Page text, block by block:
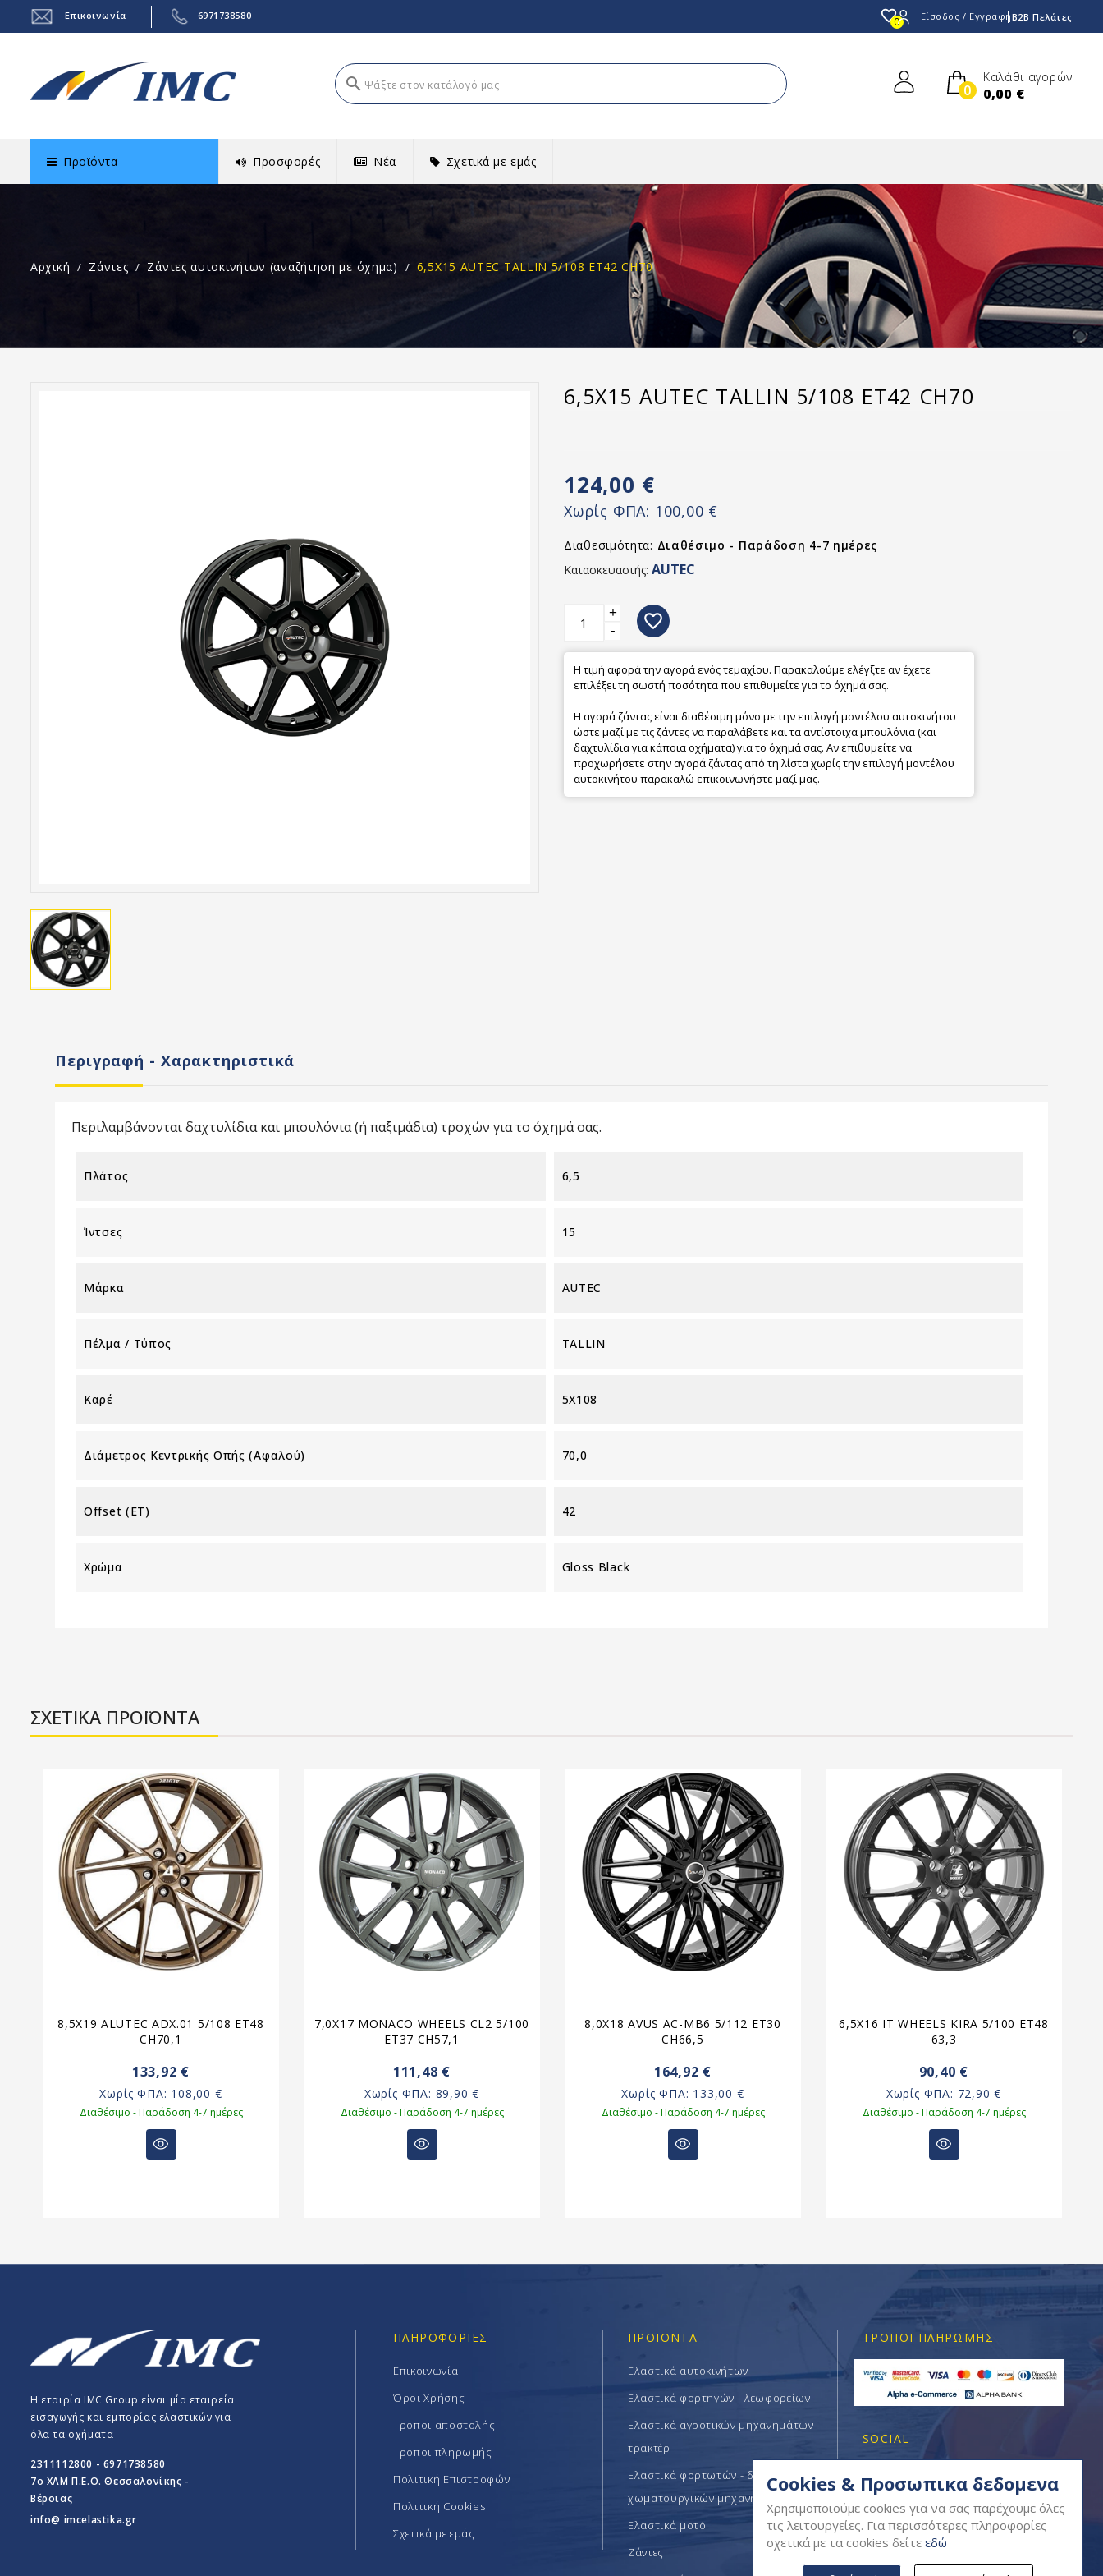
Επικοινωνία 6971738580 favorite_border0 Είσοδος / ΕγγραφήB2B Πελάτες
search 0
Καλάθι αγορών
0,00 €
Προϊόντα Προσφορές Νέα Σχετικά με εμάς
Αρχική Ζάντες Ζάντες αυτοκινήτων (αναζήτηση με όχημα) 6,5X15 AUTEC TALLIN 5/108 ET42 CH70
6,5X15 AUTEC TALLIN 5/108 ET42 CH70
124,00 €
Χωρίς ΦΠΑ: 100,00 €
Διαθεσιμότητα: Διαθέσιμο - Παράδοση 4-7 ημέρες
Κατασκευαστής: AUTEC
+
-
favorite_border
Η τιμή αφορά την αγορά ενός τεμαχίου. Παρακαλούμε ελέγξτε αν έχετε
επιλέξει τη σωστή ποσότητα που επιθυμείτε για το όχημά σας.
Η αγορά ζάντας είναι διαθέσιμη μόνο με την επιλογή μοντέλου αυτοκινήτου
ώστε μαζί με τις ζάντες να παραλάβετε και τα αντίστοιχα μπουλόνια (και
δαχτυλίδια για κάποια οχήματα) για το όχημά σας. Αν επιθυμείτε να
προχωρήσετε στην αγορά ζάντας από τη λίστα χωρίς την επιλογή μοντέλου
αυτοκινήτου παρακαλώ επικοινωνήστε μαζί μας.
Περιγραφή - Χαρακτηριστικά
Περιλαμβάνονται δαχτυλίδια και μπουλόνια (ή παξιμάδια) τροχών για το όχημά σας.
Πλάτος 6,5
Ίντσες 15
Μάρκα AUTEC
Πέλμα / Τύπος TALLIN
Καρέ 5X108
Διάμετρος Κεντρικής Οπής (αφαλού) 70,0
Offset (ET) 42
Χρώμα Gloss Black
ΣΧΕΤΙΚΑ ΠΡΟΪΟΝΤΑ
8,5X19 ALUTEC ADX.01 5/108 ET48
CH70,1
133,92 €
Χωρίς ΦΠΑ: 108,00 €
Διαθέσιμο - Παράδοση 4-7 ημέρες
7,0X17 MONACO WHEELS CL2 5/100
ET37 CH57,1
111,48 €
Χωρίς ΦΠΑ: 89,90 €
Διαθέσιμο - Παράδοση 4-7 ημέρες
8,0X18 AVUS AC-MB6 5/112 ET30
CH66,5
164,92 €
Χωρίς ΦΠΑ: 133,00 €
Διαθέσιμο - Παράδοση 4-7 ημέρες
6,5X16 IT WHEELS KIRA 5/100 ET48
63,3
90,40 €
Χωρίς ΦΠΑ: 72,90 €
Διαθέσιμο - Παράδοση 4-7 ημέρες
Η εταιρία IMC Group είναι μία εταιρεία
εισαγωγής και εμπορίας ελαστικών για
όλα τα οχήματα
2311112800 - 6971738580
7o ΧΛΜ Π.E.O. Θεσσαλονίκης -
Βέροιας
info@ imcelastika.gr
ΠΛΗΡΟΦΟΡΊΕΣ
Επικοινωνία
Όροι Χρήσης
Τρόποι αποστολής
Τρόποι πληρωμής
Πολιτική Επιστροφών
Πολιτική Cookies
Σχετικά με εμάς
ΠΡΟΪΟΝΤΑ
Ελαστικά αυτοκινήτων
Ελαστικά φορτηγών - λεωφορείων
Ελαστικά αγροτικών μηχανημάτων -
τρακτέρ
Ελαστικά φορτωτών - δομικών -
χωματουργικών μηχανημάτων
Ελαστικά μοτό
Ζάντες
ΤΡΌΠΟΙ ΠΛΗΡΩΜΉΣ
SOCIAL
Cookies & Προσωπικα δεδομενα
Χρησιμοποιούμε cookies για να σας παρέχουμε όλες
τις λειτουργείες. Για περισσότερες πληροφορίες
σχετικά με τα cookies δείτε εδώ